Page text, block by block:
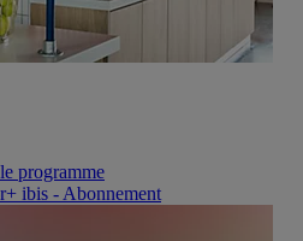
programme
ibis - Abonnement